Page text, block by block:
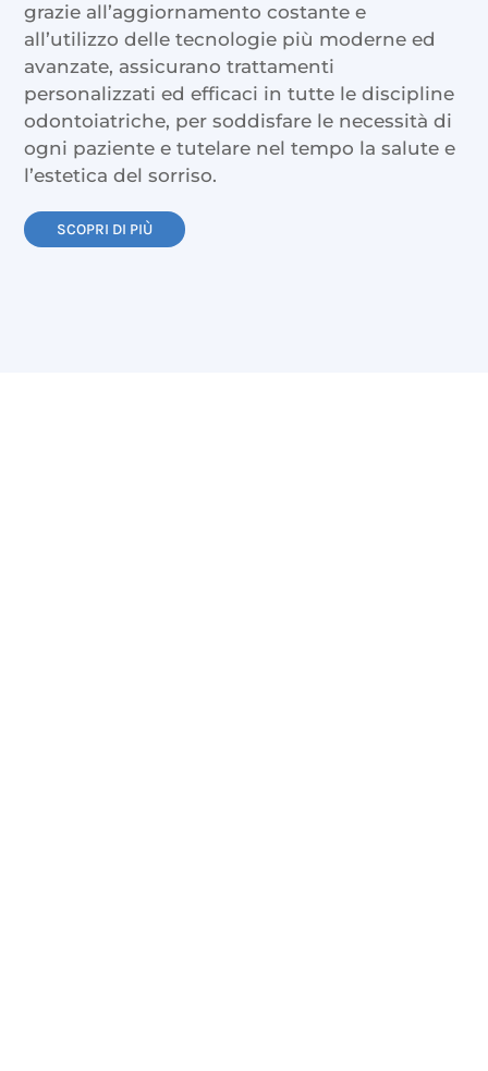
grazie all’aggiornamento costante e
all’utilizzo delle tecnologie più moderne ed
avanzate, assicurano trattamenti
personalizzati ed efficaci in tutte le discipline
odontoiatriche, per soddisfare le necessità di
ogni paziente e tutelare nel tempo la salute e
l’estetica del sorriso.
SCOPRI DI PIÙ